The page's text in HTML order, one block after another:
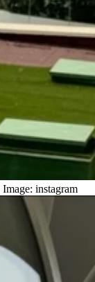
Image: instagram